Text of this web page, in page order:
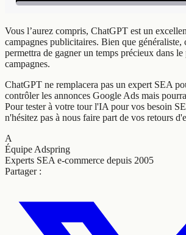
Vous l’aurez compris, ChatGPT est un
campagnes publicitaires. Bien que généraliste,
permettra de gagner un temps précieux dans
campagnes.
ChatGPT ne remplacera pas un expert SEA
contrôler les annonces Google Ads mais
Pour tester à votre tour l'IA pour vos besoin
n'hésitez pas à nous faire part de vos retours
A
Équipe Adspring
Experts SEA e-commerce depuis 2005
Partager :